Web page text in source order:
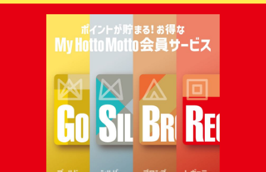
10名
応募方法
STEP1：公式アプリをダウンロード
STEP2：アプリ内のキャンペーンサイトより「応募
フォーム」へアクセス
STEP3：必要事項を入力後、応募完了
※当選者へのご連絡は賞品の発送をもってかえさせていただき